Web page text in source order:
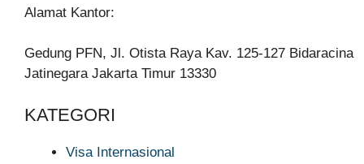
Alamat Kantor:
Gedung PFN, Jl. Otista Raya Kav. 125-127 Bidaracina
Jatinegara Jakarta Timur 13330
KATEGORI
Visa Internasional